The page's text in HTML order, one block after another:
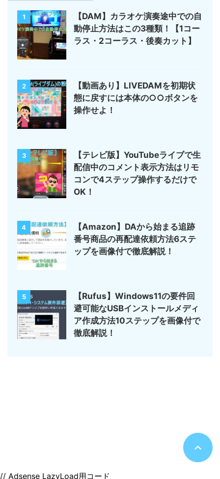
1
【DAM】カラオケ演奏途中での自
動停止方法はこの3種類！【1コー
ラス・2コーラス・後奏カット】
2
【動画あり】LIVEDAMを初期状
態に戻すには本体の○○ボタンを
操作せよ！
3
【テレビ版】YouTubeライブで生
配信中のコメント表示方法はリモ
コンで4ステップ操作するだけで
OK！
4
【Amazon】DAから始まる追跡
番号商品の再配達依頼方法6ステ
ップを画像付で徹底解説！
5
【Rufus】Windows11の要件回
避可能なUSBインストールメディ
ア作成方法10ステップを画像付で
徹底解説！
// Adsense LazyLoad用コード